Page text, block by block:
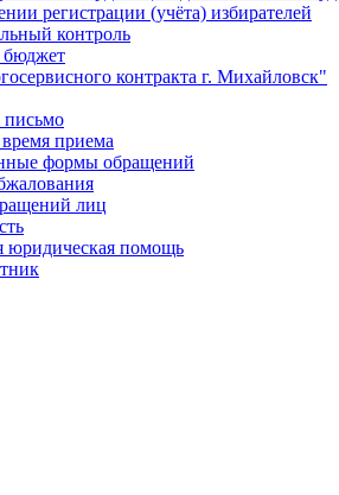
регистрации (учёта) избирателей
контроль
контракта г. Михайловск"
письмо
приема
формы обращений
лиц
юридическая помощь